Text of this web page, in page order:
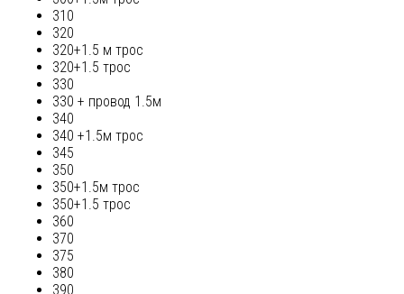
310
320
320+1.5 м трос
320+1.5 трос
330
330 + провод 1.5м
340
340 +1.5м трос
345
350
350+1.5м трос
350+1.5 трос
360
370
375
380
390